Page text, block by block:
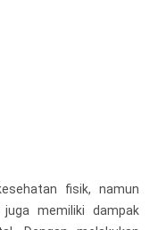
fisik, namun
memiliki dampak